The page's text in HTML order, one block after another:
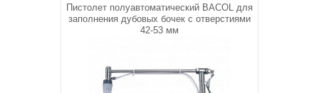
Пистолет полуавтоматический BACOL для
заполнения дубовых бочек с отверстиями
42-53 мм